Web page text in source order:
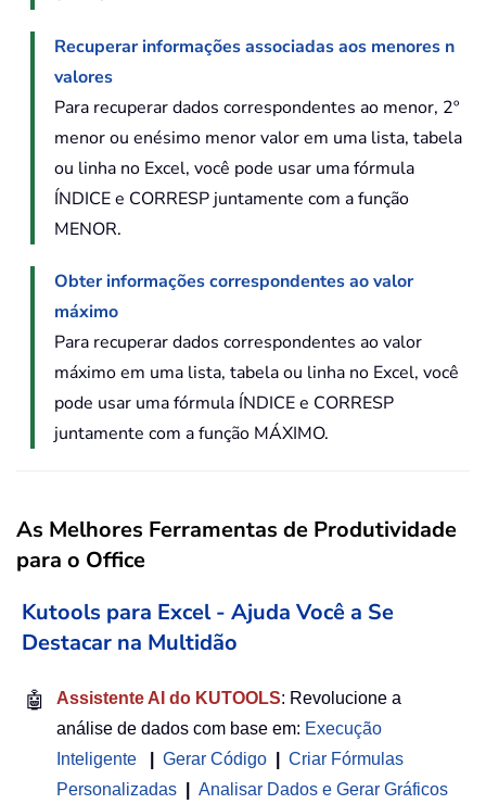
Recuperar informações associadas aos menores n
valores
Para recuperar dados correspondentes ao menor, 2º
menor ou enésimo menor valor em uma lista, tabela
ou linha no Excel, você pode usar uma fórmula
ÍNDICE e CORRESP juntamente com a função
MENOR.
Obter informações correspondentes ao valor
máximo
Para recuperar dados correspondentes ao valor
máximo em uma lista, tabela ou linha no Excel, você
pode usar uma fórmula ÍNDICE e CORRESP
juntamente com a função MÁXIMO.
As Melhores Ferramentas de Produtividade
para o Office
Kutools para Excel - Ajuda Você a Se
Destacar na Multidão
🤖 Assistente AI do KUTOOLS: Revolucione a
análise de dados com base em: Execução
Inteligente
Gerar Código
Criar Fórmulas
Personalizadas
Analisar Dados e Gerar Gráficos